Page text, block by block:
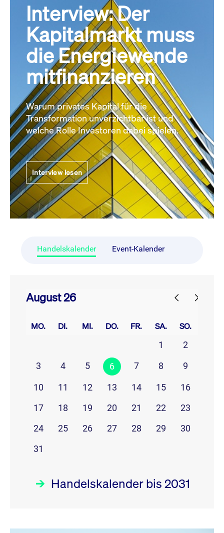
Interview: Der
Kapitalmarkt muss
die Energiewende
mitfinanzieren
Warum privates Kapital für die
Transformation unverzichtbar ist und
welche Rolle Investoren dabei spielen.
Interview lesen
Handelskalender Event-Kalender
August 26
MO. DI. MI. DO. FR. SA. SO.
1
2
3
4 5 6 7 8 9
10 11 12 13 14 15
16
17
18 19 20 21 22
23
24
25 26 27 28 29
30
31
Handelskalender bis 2031